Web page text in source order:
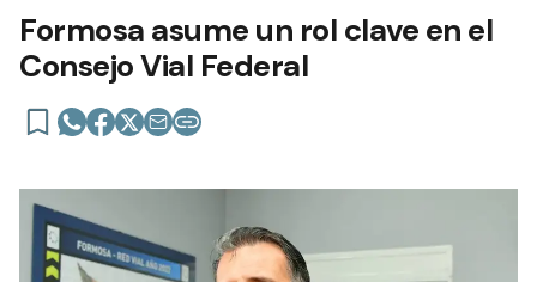
Formosa asume un rol clave en el
Consejo Vial Federal